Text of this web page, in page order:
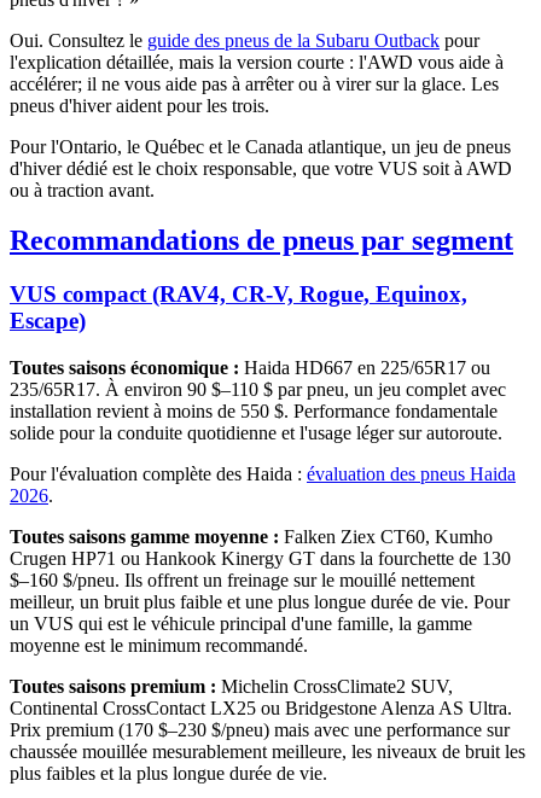
Oui. Consultez le guide des pneus de la Subaru Outback pour
l'explication détaillée, mais la version courte : l'AWD vous aide à
accélérer; il ne vous aide pas à arrêter ou à virer sur la glace. Les
pneus d'hiver aident pour les trois.
Pour l'Ontario, le Québec et le Canada atlantique, un jeu de pneus
d'hiver dédié est le choix responsable, que votre VUS soit à AWD
ou à traction avant.
Recommandations de pneus par segment
VUS compact (RAV4, CR-V, Rogue, Equinox,
Escape)
Toutes saisons économique : Haida HD667 en 225/65R17 ou
235/65R17. À environ 90 $–110 $ par pneu, un jeu complet avec
installation revient à moins de 550 $. Performance fondamentale
solide pour la conduite quotidienne et l'usage léger sur autoroute.
Pour l'évaluation complète des Haida : évaluation des pneus Haida
2026.
Toutes saisons gamme moyenne : Falken Ziex CT60, Kumho
Crugen HP71 ou Hankook Kinergy GT dans la fourchette de 130
$–160 $/pneu. Ils offrent un freinage sur le mouillé nettement
meilleur, un bruit plus faible et une plus longue durée de vie. Pour
un VUS qui est le véhicule principal d'une famille, la gamme
moyenne est le minimum recommandé.
Toutes saisons premium : Michelin CrossClimate2 SUV,
Continental CrossContact LX25 ou Bridgestone Alenza AS Ultra.
Prix premium (170 $–230 $/pneu) mais avec une performance sur
chaussée mouillée mesurablement meilleure, les niveaux de bruit les
plus faibles et la plus longue durée de vie.